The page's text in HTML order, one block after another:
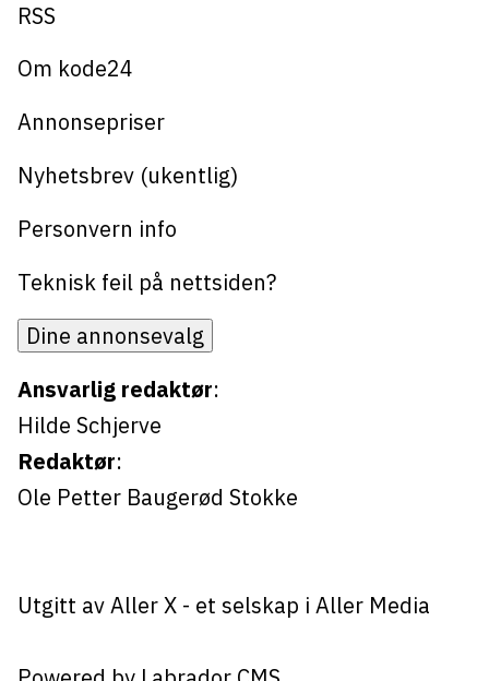
RSS
Om kode24
Annonsepriser
Nyhetsbrev (ukentlig)
Personvern info
Teknisk feil på nettsiden?
Dine annonsevalg
Ansvarlig redaktør:
Hilde Schjerve
Redaktør:
Ole Petter Baugerød Stokke
Utgitt av Aller X- et selskap i Aller Media